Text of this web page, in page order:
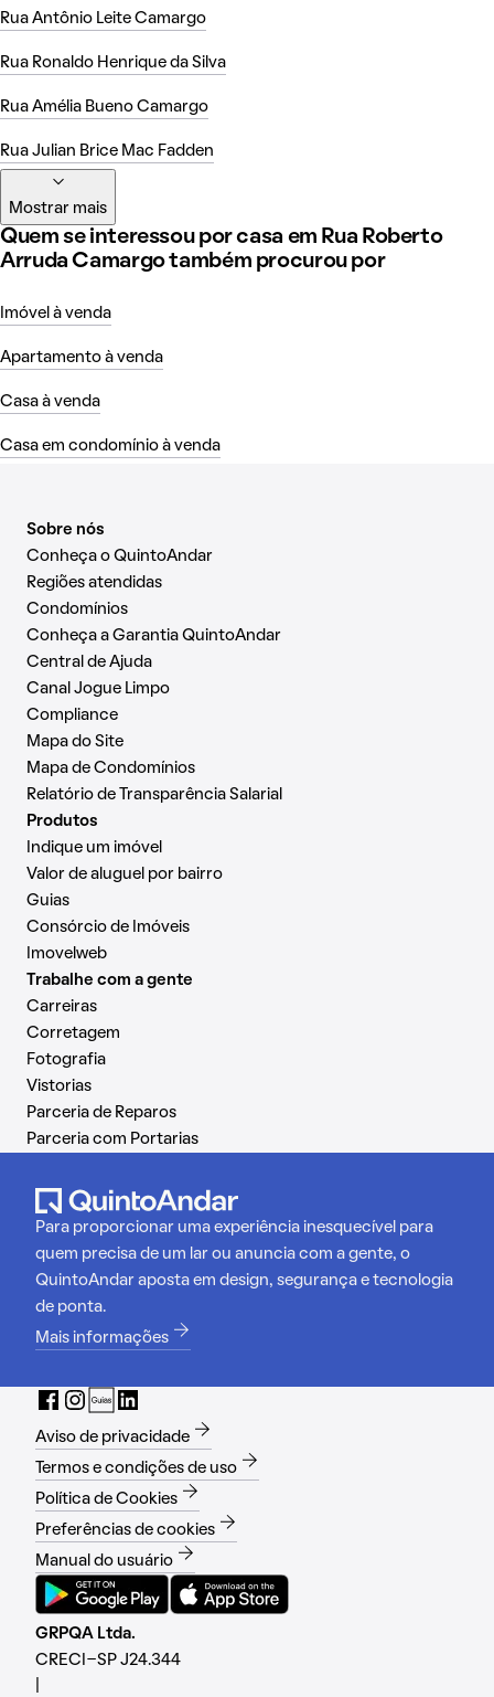
Rua Antônio Leite Camargo
Rua Ronaldo Henrique da Silva
Rua Amélia Bueno Camargo
Rua Julian Brice Mac Fadden
Mostrar mais
Quem se interessou por casa em Rua Roberto
Arruda Camargo também procurou por
Imóvel à venda
Apartamento à venda
Casa à venda
Casa em condomínio à venda
Sobre nós
Conheça o QuintoAndar
Regiões atendidas
Condomínios
Conheça a Garantia QuintoAndar
Central de Ajuda
Canal Jogue Limpo
Compliance
Mapa do Site
Mapa de Condomínios
Relatório de Transparência Salarial
Produtos
Indique um imóvel
Valor de aluguel por bairro
Guias
Consórcio de Imóveis
Imovelweb
Trabalhe com a gente
Carreiras
Corretagem
Fotografia
Vistorias
Parceria de Reparos
Parceria com Portarias
Para proporcionar uma experiência inesquecível para
quem precisa de um lar ou anuncia com a gente, o
QuintoAndar aposta em design, segurança e tecnologia
de ponta.
Mais informações
Aviso de privacidade
Termos e condições de uso
Política de Cookies
Preferências de cookies
Manual do usuário
GRPQA Ltda.
CRECI-SP J24.344